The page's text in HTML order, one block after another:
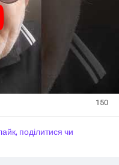
150
поділитися чи